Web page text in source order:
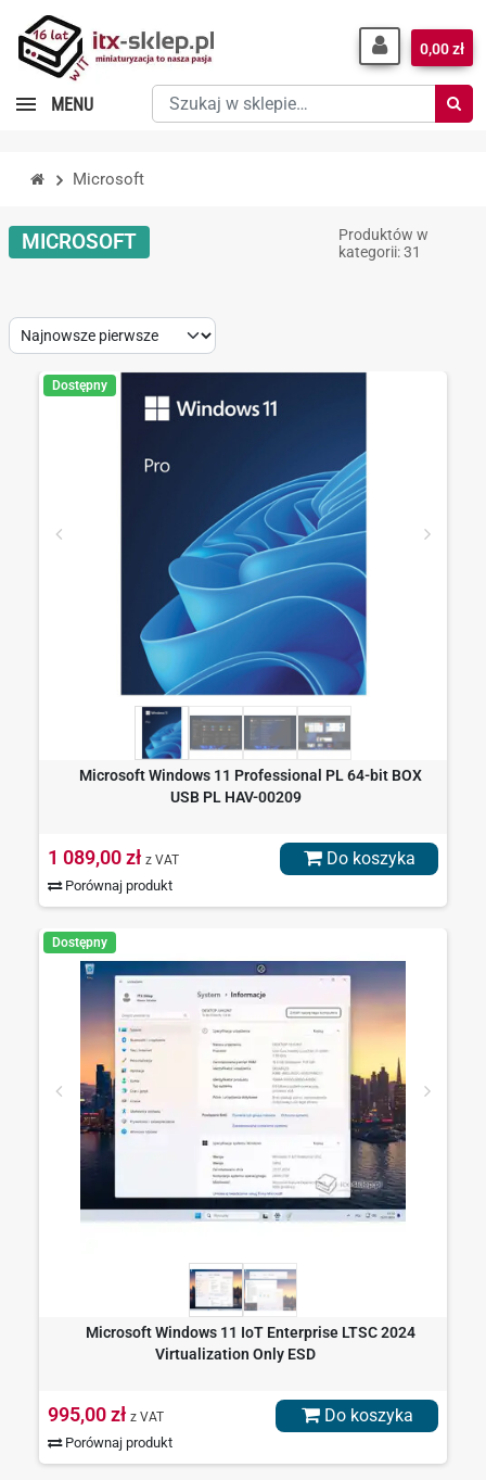
Szukaj
w
0,00 zł
MENU
Microsoft
MICROSOFT
Produktów w
kategorii: 31
Sort
Dostępny
Microsoft Windows 11 Professional PL 64-bit BOX
USB PL HAV-00209
1 089,00 zł z VAT
Porównaj produkt
Do koszyka
Dostępny
Microsoft Windows 11 IoT Enterprise LTSC 2024
Virtualization Only ESD
995,00 zł z VAT
Porównaj produkt
Do koszyka